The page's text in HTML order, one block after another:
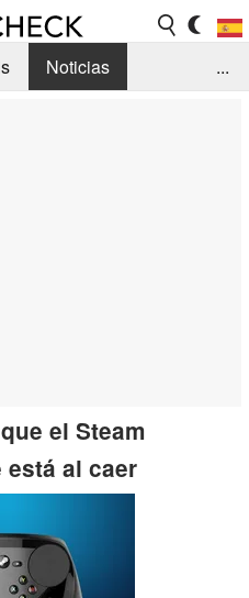
Noticias
...
el Steam
está al caer